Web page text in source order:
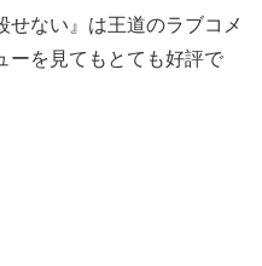
せない』は王道のラブコメ
ーを見てもとても好評で